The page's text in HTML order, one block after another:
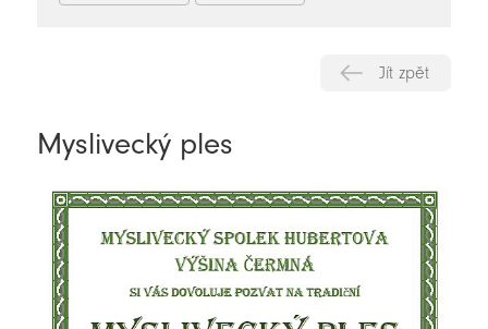
Jít zpět
Myslivecký ples